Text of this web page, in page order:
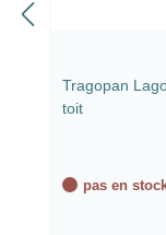
Tragopan
toit
pas en